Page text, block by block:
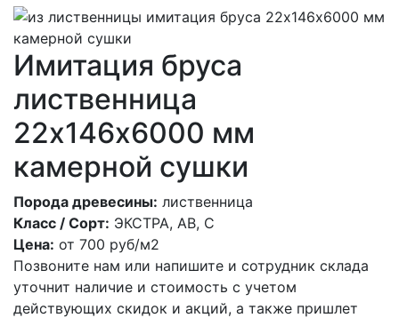
Имитация бруса
лиственница
22х146х6000 мм
камерной сушки
Порода древесины: лиственница
Класс / Сорт: ЭКСТРА, АВ, С
Цена: от 700 руб/м2
Позвоните нам или напишите и сотрудник склада
уточнит наличие и стоимость с учетом
действующих скидок и акций, а также пришлет